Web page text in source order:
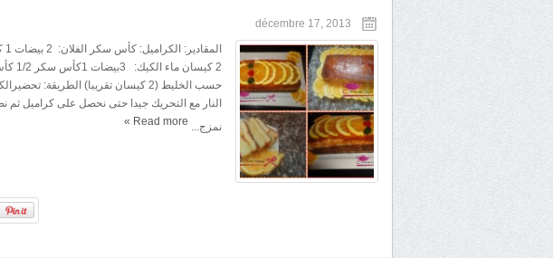
décembre 17, 2013
حسب الخليط (2 كيسان تقريبا)
النار مع التحريك جيدا حتى نحصل على كراميل ثم
نمزج... Read more
»